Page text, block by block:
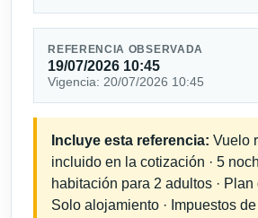
REFERENCIA OBSERVADA
19/07/2026 10:45
Vigencia: 20/07/2026 10:45
Incluye esta referencia: Vuelo
incluido en la cotización · 5
habitación para 2 adultos ·
Solo alojamiento · Impuestos